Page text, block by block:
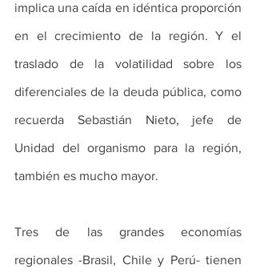
implica una caída en idéntica proporción
en el crecimiento de la región. Y el
traslado de la volatilidad sobre los
diferenciales de la deuda pública, como
recuerda Sebastián Nieto, jefe de
Unidad del organismo para la región,
también es mucho mayor.
Tres de las grandes economías
regionales -Brasil, Chile y Perú- tienen